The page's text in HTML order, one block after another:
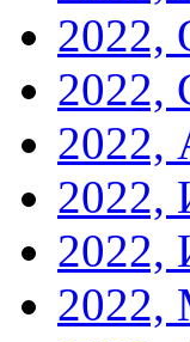
2022,
2022,
2022,
2022,
2022,
2022,